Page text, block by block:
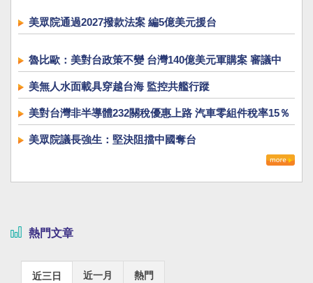
美眾院通過2027撥款法案 編5億美元援台
魯比歐：美對台政策不變 台灣140億美元軍購案 審議中
美無人水面載具穿越台海 監控共艦行蹤
美對台灣非半導體232關稅優惠上路 汽車零組件稅率15％
美眾院議長強生：堅決阻擋中國奪台
熱門文章
近三日 近一月 熱門